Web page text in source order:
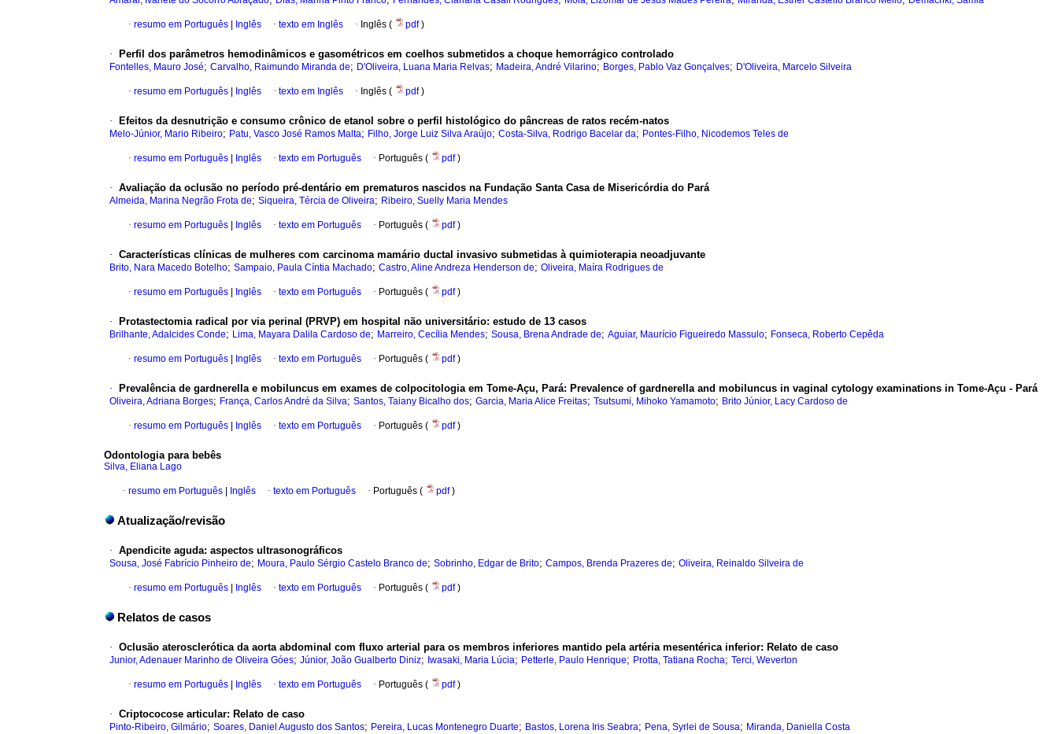
· resumo em Português Inglês · texto em Inglês · Inglês ( pdf)
· Perfil dos parâmetros hemodinâmicos e gasométricos em coelhos submetidos a choque hemorrágico controlado
Fontelles, Mauro José; Carvalho, Raimundo Miranda de; D'Oliveira, Luana Maria Relvas; Madeira, André Vilarino; Borges, Pablo Vaz Gonçalves; D'Oliveira, Marcelo Silveira
· resumo em Português Inglês · texto em Inglês · Inglês ( pdf)
· Efeitos da desnutrição e consumo crônico de etanol sobre o perfil histológico do pâncreas de ratos recém-natos
Melo-Júnior, Mario Ribeiro; Patu, Vasco José Ramos Malta; Filho, Jorge Luiz Silva Araújo; Costa-Silva, Rodrigo Bacelar da; Pontes-Filho, Nicodemos Teles de
· resumo em Português Inglês · texto em Português · Português ( pdf)
· Avaliação da oclusão no período pré-dentário em prematuros nascidos na Fundação Santa Casa de Misericórdia do Pará
Almeida, Marina Negrão Frota de; Siqueira, Tércia de Oliveira; Ribeiro, Suelly Maria Mendes
· resumo em Português Inglês · texto em Português · Português ( pdf)
· Características clínicas de mulheres com carcinoma mamário ductal invasivo submetidas à quimioterapia neoadjuvante
Brito, Nara Macedo Botelho; Sampaio, Paula Cíntia Machado; Castro, Aline Andreza Henderson de; Oliveira, Maíra Rodrigues de
· resumo em Português Inglês · texto em Português · Português ( pdf)
· Protastectomia radical por via perinal (PRVP) em hospital não universitário: estudo de 13 casos
Brilhante, Adalcides Conde; Lima, Mayara Dalila Cardoso de; Marreiro, Cecília Mendes; Sousa, Brena Andrade de; Aguiar, Maurício Figueiredo Massulo; Fonseca, Roberto Cepêda
· resumo em Português Inglês · texto em Português · Português ( pdf)
· Prevalência de gardnerella e mobiluncus em exames de colpocitologia em Tome-Açu, Pará: Prevalence of gardnerella and mobiluncus in vaginal cytology examinations in Tome-Açu - Pará
Oliveira, Adriana Borges; França, Carlos André da Silva; Santos, Taiany Bicalho dos; Garcia, Maria Alice Freitas; Tsutsumi, Mihoko Yamamoto; Brito Júnior, Lacy Cardoso de
· resumo em Português Inglês · texto em Português · Português ( pdf)
Odontologia para bebês
Silva, Eliana Lago
· resumo em Português Inglês · texto em Português · Português ( pdf)
Atualização/revisão
· Apendicite aguda: aspectos ultrasonográficos
Sousa, José Fabrício Pinheiro de; Moura, Paulo Sérgio Castelo Branco de; Sobrinho, Edgar de Brito; Campos, Brenda Prazeres de; Oliveira, Reinaldo Silveira de
· resumo em Português Inglês · texto em Português · Português ( pdf)
Relatos de casos
· Oclusão aterosclerótica da aorta abdominal com fluxo arterial para os membros inferiores mantido pela artéria mesentérica inferior: Relato de caso
Junior, Adenauer Marinho de Oliveira Góes; Júnior, João Gualberto Diniz; Iwasaki, Maria Lúcia; Petterle, Paulo Henrique; Protta, Tatiana Rocha; Terci, Weverton
· resumo em Português Inglês · texto em Português · Português ( pdf)
· Criptococose articular: Relato de caso
Pinto-Ribeiro, Gilmário; Soares, Daniel Augusto dos Santos; Pereira, Lucas Montenegro Duarte; Bastos, Lorena Iris Seabra; Pena, Syrlei de Sousa; Miranda, Daniella Costa